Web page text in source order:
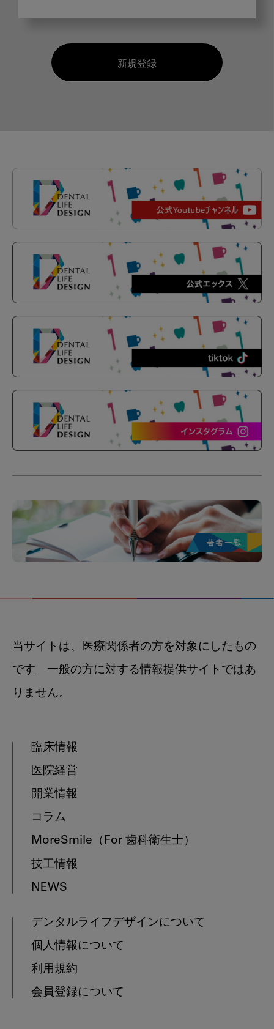
新規登録
当サイトは、医療関係者の方を対象にしたもの
です。一般の方に対する情報提供サイトではあ
りません。
臨床情報
医院経営
開業情報
コラム
MoreSmile （For 歯科衛生士）
技工情報
NEWS
デンタルライフデザインについて
個人情報について
利用規約
会員登録について